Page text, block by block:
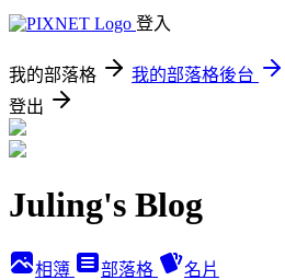
登入
我的部落格 我的部落格後台
登出
Juling's Blog
相簿 部落格 名片